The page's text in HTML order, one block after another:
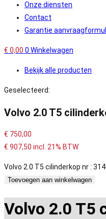
Onze diensten
Contact
Garantie
€ 0,00 0 Winkelwagen
Bekijk alle producten
Geselecteerd:
Volvo 2.0 T5
€ 750,00
€ 907,50 incl. 21% BTW
Volvo 2.0 T5 cilinderkop nr :
Toevoegen aan winkelwagen
Volvo 2.0 T5